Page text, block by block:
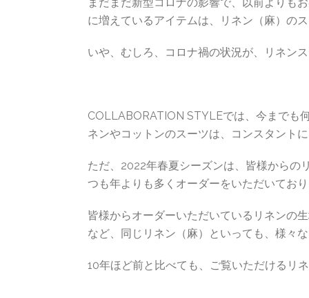
まだまだ新型コロナの影響で、以前よりも
に増えているアイテムは、リネン（麻）の
いや、むしろ、コロナ禍の状況が、リネン
COLLABORATION STYLEでは、今までも
ネンやコットンのスーツは、コンスタント
ただ、2022年春夏シーズンは、皆様からの
つも年よりも多くオーダーをいただいてお
皆様からオーダーいただいているリネンの
など、同じリネン（麻）といっても、様々
10年ほど前と比べても、ご覧いただけるリ